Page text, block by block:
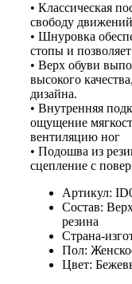
• Классическая
свободу движений
• Шнуровка
стопы и
• Верх обуви
высокого
дизайна.
• Внутренняя
ощущение
вентиляцию ног
• Подошва из
сцепление с
Артикул:
Состав:
резина
Страна-
Пол:
Цвет: